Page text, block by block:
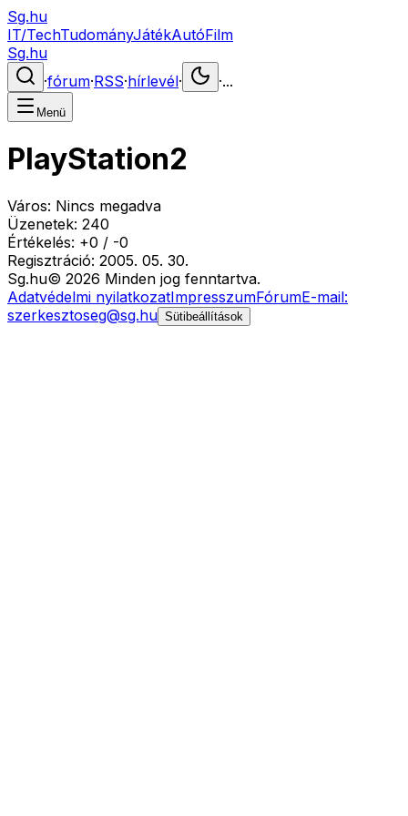
Sg.hu
IT/TechTudományJátékAutóFilm
Sg.hu
·fórum·RSS·hírlevél· ·...
Menü
PlayStation2
Város: Nincs megadva
Üzenetek: 240
Értékelés: +0 / -0
Regisztráció: 2005. 05. 30.
Sg.hu© 2026 Minden jog fenntartva.
Adatvédelmi nyilatkozatImpresszumFórumE-mail:
szerkesztoseg@sg.hu Sütibeállítások